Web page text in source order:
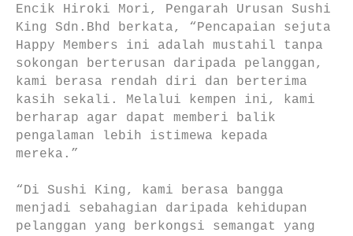
Encik Hiroki Mori, Pengarah Urusan Sushi
King Sdn.Bhd berkata, “Pencapaian sejuta
Happy Members ini adalah mustahil tanpa
sokongan berterusan daripada pelanggan,
kami berasa rendah diri dan berterima
kasih sekali. Melalui kempen ini, kami
berharap agar dapat memberi balik
pengalaman lebih istimewa kepada
mereka.”
“Di Sushi King, kami berasa bangga
menjadi sebahagian daripada kehidupan
pelanggan yang berkongsi semangat yang